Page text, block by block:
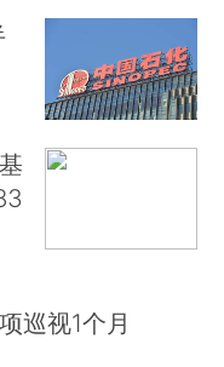
巡视1个月